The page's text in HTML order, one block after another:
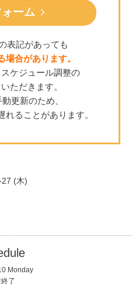
ーム
表記があっても
場合があります。
ケジュール調整の
ただきます。
更新のため、
ることがあります。
(木)
Monday
了